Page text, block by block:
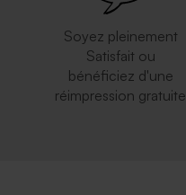
Soyez pleinement
Satisfait ou
bénéficiez d'une
réimpression gratuite